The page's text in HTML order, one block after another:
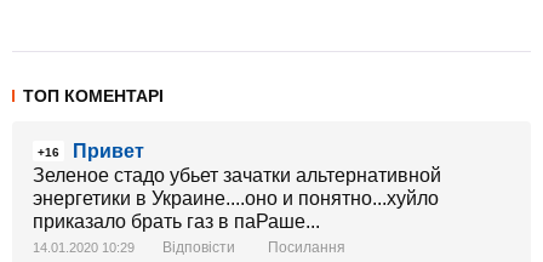
ТОП КОМЕНТАРІ
+16
Привет
Зеленое стадо убьет зачатки альтернативной
энергетики в Украине....оно и понятно...хуйло
приказало брать газ в паРаше...
14.01.2020 10:29 Відповісти Посилання